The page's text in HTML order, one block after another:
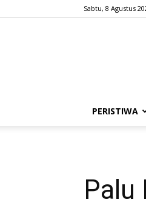
Sabtu, 8 Agustus
PERISTIWA
Palu